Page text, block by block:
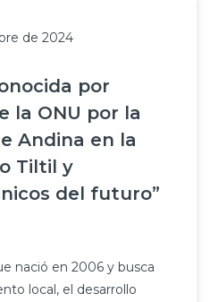
de 2024
por
la ONU por la
Andina en la
Tiltil y
del futuro”
nació en 2006 y busca
local, el desarrollo